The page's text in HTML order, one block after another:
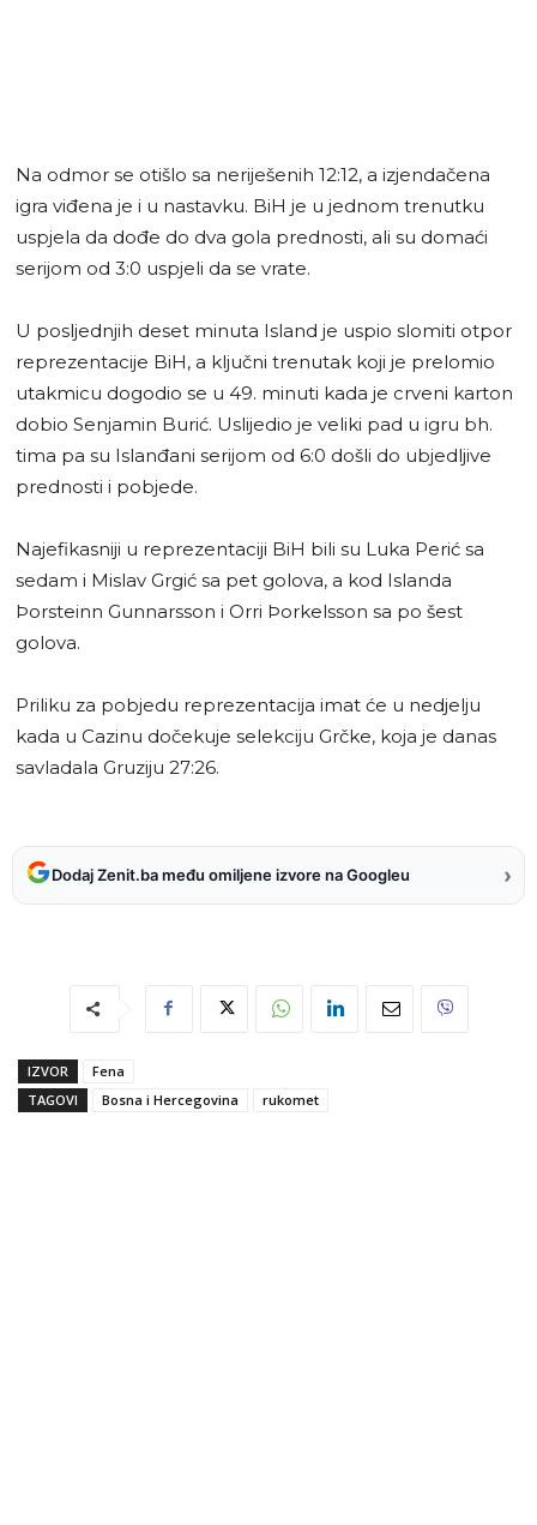
Na odmor se otišlo sa neriješenih 12:12, a izjendačena
igra viđena je i u nastavku. BiH je u jednom trenutku
uspjela da dođe do dva gola prednosti, ali su domaći
serijom od 3:0 uspjeli da se vrate.
U posljednjih deset minuta Island je uspio slomiti otpor
reprezentacije BiH, a ključni trenutak koji je prelomio
utakmicu dogodio se u 49. minuti kada je crveni karton
dobio Senjamin Burić. Uslijedio je veliki pad u igru bh.
tima pa su Islanđani serijom od 6:0 došli do ubjedljive
prednosti i pobjede.
Najefikasniji u reprezentaciji BiH bili su Luka Perić sa
sedam i Mislav Grgić sa pet golova, a kod Islanda
Þorsteinn Gunnarsson i Orri Þorkelsson sa po šest
golova.
Priliku za pobjedu reprezentacija imat će u nedjelju
kada u Cazinu dočekuje selekciju Grčke, koja je danas
savladala Gruziju 27:26.
Dodaj Zenit.ba među omiljene izvore na Googleu ›
IZVOR
Fena
TAGOVI
Bosna i Hercegovina rukomet